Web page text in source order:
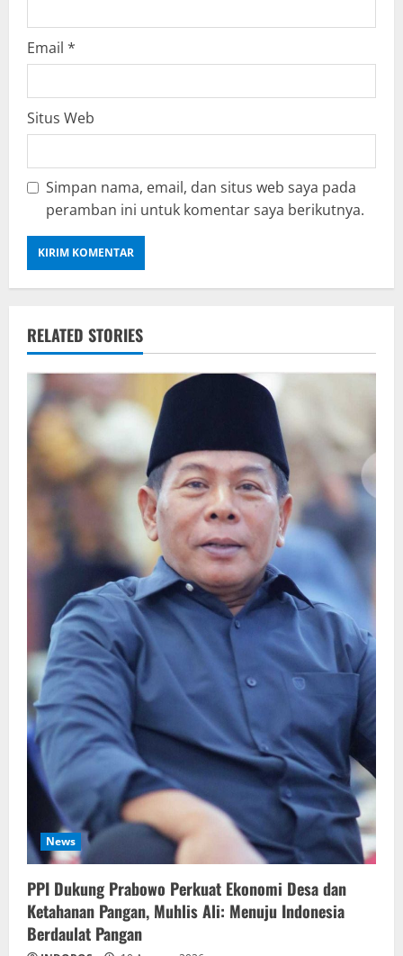
Email *
Situs Web
Simpan nama, email, dan situs web saya pada
peramban ini untuk komentar saya berikutnya.
RELATED STORIES
News
PPI Dukung Prabowo Perkuat Ekonomi Desa dan
Ketahanan Pangan, Muhlis Ali: Menuju Indonesia
Berdaulat Pangan